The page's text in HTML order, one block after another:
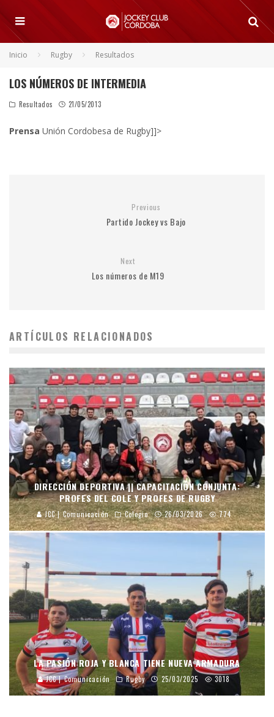
Inicio Rugby Resultados
LOS NÚMEROS DE INTERMEDIA
Resultados 21/05/2013
Prensa Unión Cordobesa de Rugby]]>
Previous
Partido Jockey vs Bajo
Next
Los números de M19
ARTÍCULOS RELACIONADOS
DIRECCIÓN DEPORTIVA || CAPACITACIÓN CONJUNTA:
PROFES DEL COLE Y PROFES DE RUGBY
JCC | Comunicación Colegio 26/03/2026 774
LA PASIÓN ROJA Y BLANCA TIENE NUEVA ARMADURA
JCC | Comunicación Rugby 25/03/2025 3018